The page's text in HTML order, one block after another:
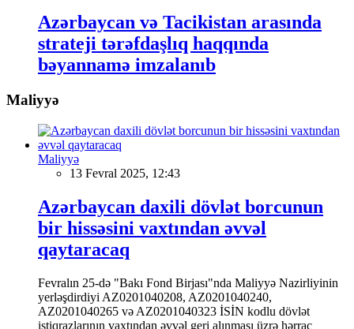
Azərbaycan və Tacikistan arasında
strateji tərəfdaşlıq haqqında
bəyannamə imzalanıb
Maliyyə
Maliyyə
13 Fevral 2025, 12:43
Azərbaycan daxili dövlət borcunun
bir hissəsini vaxtından əvvəl
qaytaracaq
Fevralın 25-də "Bakı Fond Birjası"nda Maliyyə Nazirliyinin
yerləşdirdiyi AZ0201040208, AZ0201040240,
AZ0201040265 və AZ0201040323 İSİN kodlu dövlət
istiqrazlarının vaxtından əvvəl geri alınması üzrə hərrac